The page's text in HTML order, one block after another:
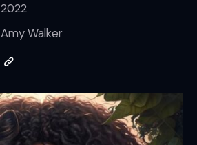
2022
Amy Walker